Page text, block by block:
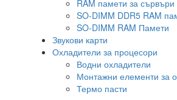
RAM памети за сървъри
SO-DIMM DDR5 RAM
SO-DIMM RAM Памети
Звукови карти
Охладители за процесори
Водни охладители
Монтажни елементи за
Термо пасти